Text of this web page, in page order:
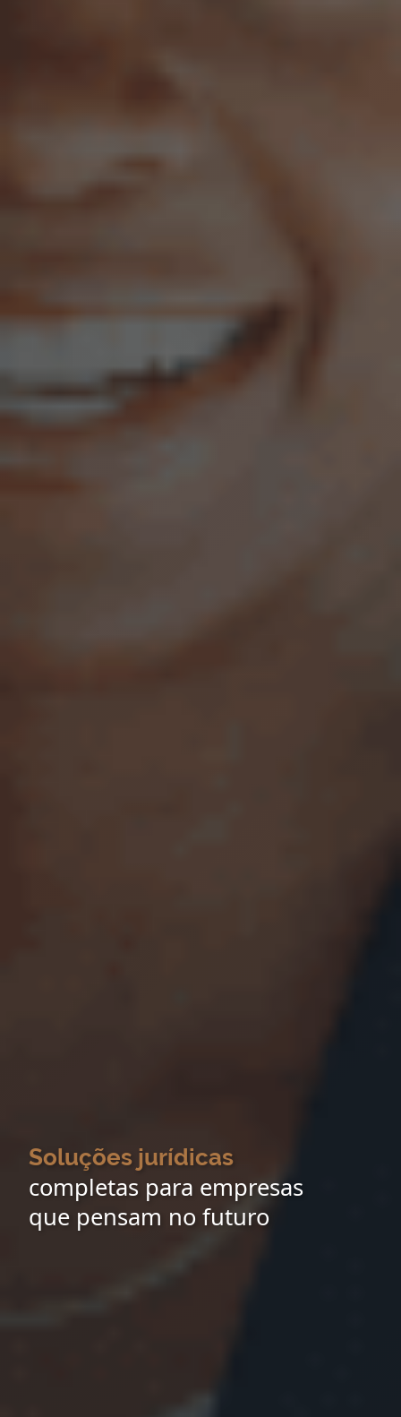
Soluções jurídicas
completas para empresas
que pensam no futuro